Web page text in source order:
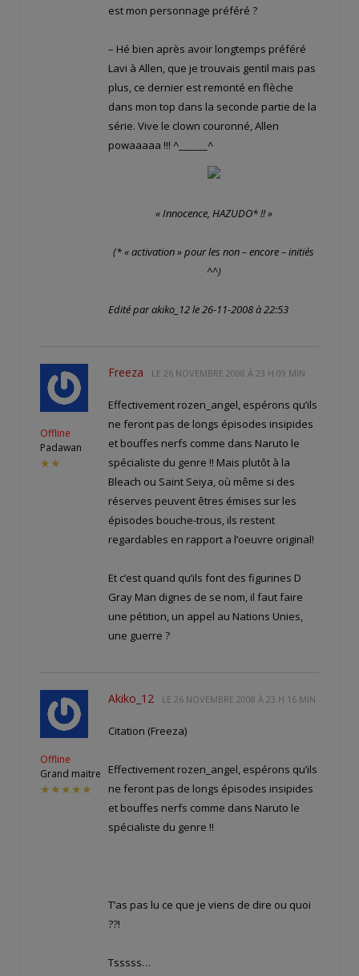
est mon personnage préféré ?
– Hé bien après avoir longtemps préféré
Lavi à Allen, que je trouvais gentil mais pas
plus, ce dernier est remonté en flèche
dans mon top dans la seconde partie de la
série. Vive le clown couronné, Allen
powaaaaa !!! ^______^
« Innocence, HAZUDO* !! »
(* « activation » pour les non – encore – initiés
^^)
Edité par akiko_12 le 26-11-2008 à 22:53
Offline
Padawan
★★
Freeza LE 26 NOVEMBRE 2008 À 23 H 09 MIN
Effectivement rozen_angel, espérons qu’ils
ne feront pas de longs épisodes insipides
et bouffes nerfs comme dans Naruto le
spécialiste du genre !! Mais plutôt à la
Bleach ou Saint Seiya, où même si des
réserves peuvent êtres émises sur les
épisodes bouche-trous, ils restent
regardables en rapport a l’oeuvre original!
Et c’est quand qu’ils font des figurines D
Gray Man dignes de se nom, il faut faire
une pétition, un appel au Nations Unies,
une guerre ?
Offline
Grand maitre
★★★★★
Akiko_12 LE 26 NOVEMBRE 2008 À 23 H 16 MIN
Citation (Freeza)
Effectivement rozen_angel, espérons qu’ils
ne feront pas de longs épisodes insipides
et bouffes nerfs comme dans Naruto le
spécialiste du genre !!
T’as pas lu ce que je viens de dire ou quoi
??!
Tsssss…